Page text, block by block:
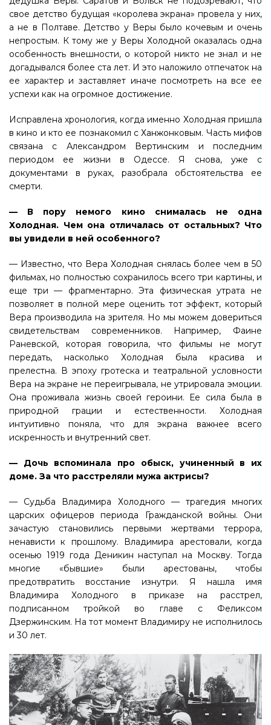
свое детство будущая «королева экрана» провела у них,
а не в Полтаве. Детство у Веры было кочевым и очень
непростым. К тому же у Веры Холодной оказалась одна
особенность внешности, о которой никто не знал и не
догадывался более ста лет. И это наложило отпечаток на
ее характер и заставляет иначе посмотреть на все ее
успехи как на огромное достижение.
Исправлена хронология, когда именно Холодная пришла
в кино и кто ее познакомил с Ханжонковым. Часть мифов
связана с Александром Вертинским и последним
периодом ее жизни в Одессе. Я снова, уже с
документами в руках, разобрала обстоятельства ее
смерти.
— В пору немого кино снималась не одна
Холодная. Чем она отличалась от остальных? Что
вы увидели в ней особенного?
— Известно, что Вера Холодная снялась более чем в 50
фильмах, но полностью сохранилось всего три картины, и
еще три — фрагментарно. Эта физическая утрата не
позволяет в полной мере оценить тот эффект, который
Вера производила на зрителя. Но мы можем довериться
свидетельствам современников. Например, Фаине
Раневской, которая говорила, что фильмы не могут
передать, насколько Холодная была красива и
прелестна. В эпоху гротеска и театральной условности
Вера на экране не переигрывала, не утрировала эмоции.
Она проживала жизнь своей героини. Ее сила была в
природной грации и естественности. Холодная
интуитивно поняла, что для экрана важнее всего
искренность и внутренний свет.
— Дочь вспоминала про обыск, учиненный в их
доме. За что расстреляли мужа актрисы?
— Судьба Владимира Холодного — трагедия многих
царских офицеров периода Гражданской войны. Они
зачастую становились первыми жертвами террора,
ненависти к прошлому. Владимира арестовали, когда
осенью 1919 года Деникин наступал на Москву. Тогда
многие «бывшие» были арестованы, чтобы
предотвратить восстание изнутри. Я нашла имя
Владимира Холодного в приказе на расстрел,
подписанном тройкой во главе с Феликсом
Дзержинским. На тот момент Владимиру не исполнилось
и 30 лет.